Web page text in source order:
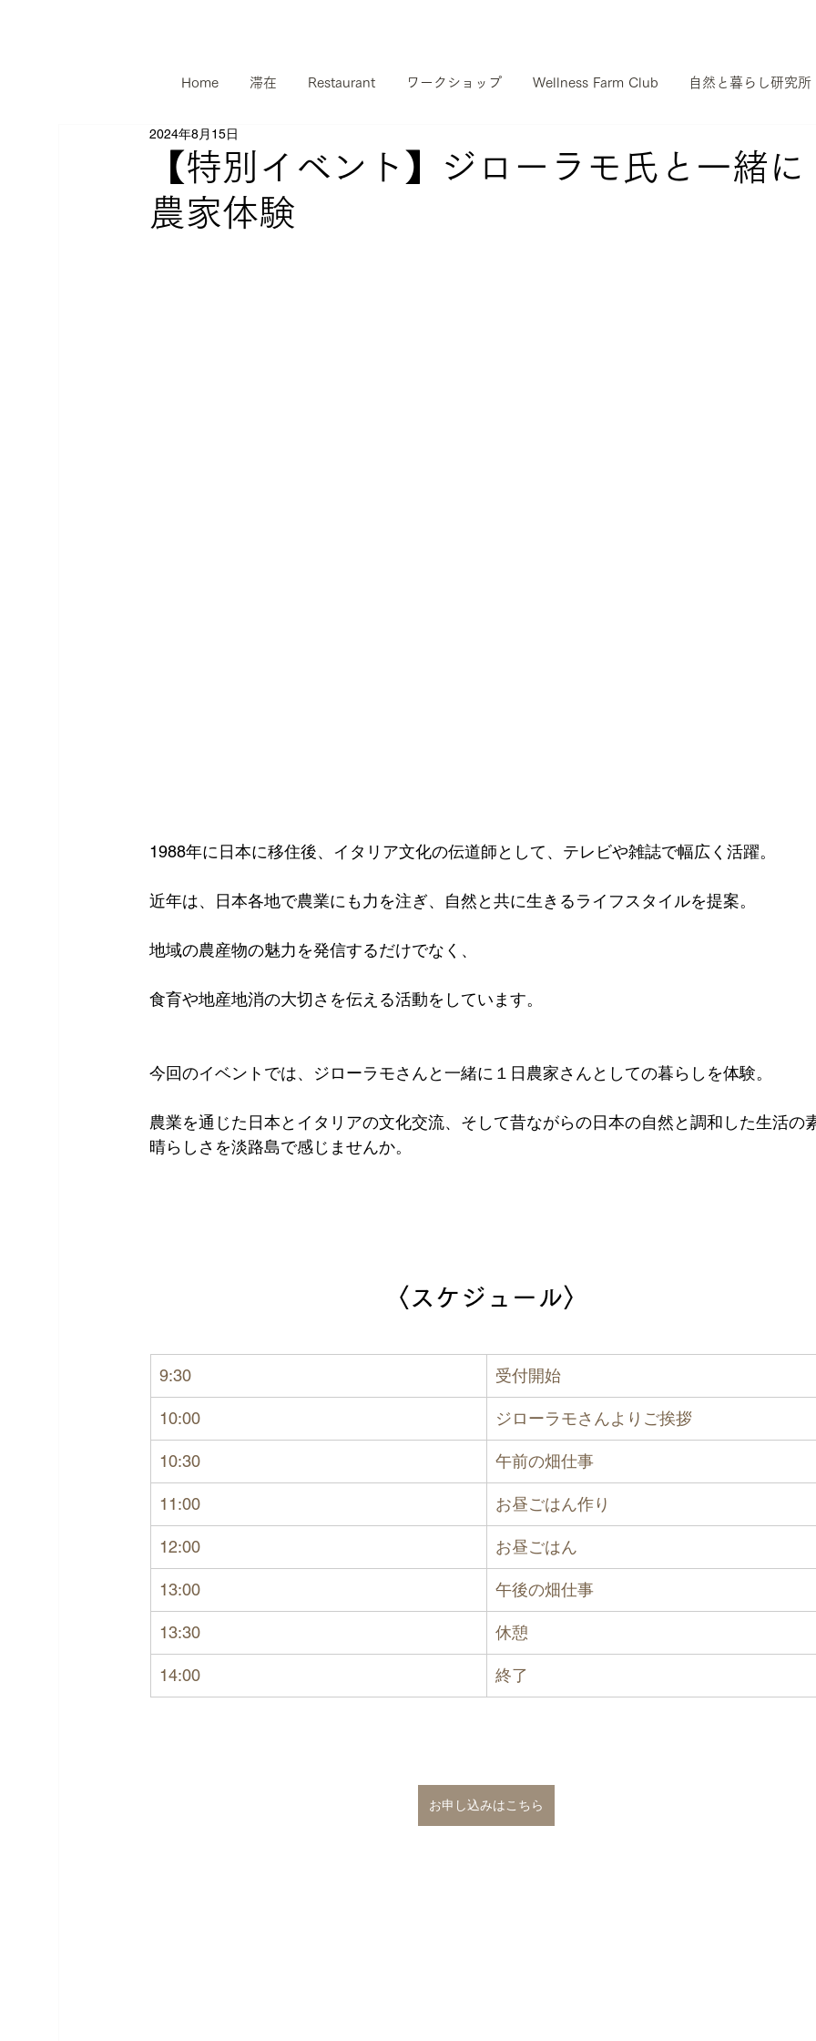
Home 滞在 Restaurant ワークショップ Wellness Farm Club 自然と暮らし研究所
【特別イベント】ジローラモ氏と一緒に
農家体験
2024年8月15日
1988年に日本に移住後、イタリア文化の伝道師として、テレビや雑誌で幅広く活躍。
近年は、日本各地で農業にも力を注ぎ、自然と共に生きるライフスタイルを提案。
地域の農産物の魅力を発信するだけでなく、
食育や地産地消の大切さを伝える活動をしています。
今回のイベントでは、ジローラモさんと一緒に１日農家さんとしての暮らしを体験。
農業を通じた日本とイタリアの文化交流、そして昔ながらの日本の自然と調和した生活の
晴らしさを淡路島で感じませんか。
〈スケジュール〉
9:30 受付開始
10:00 ジローラモさんよりご挨拶
10:30 午前の畑仕事
11:00 お昼ごはん作り
12:00 お昼ごはん
13:00 午後の畑仕事
13:30 休憩
14:00 終了
お申し込みはこちら